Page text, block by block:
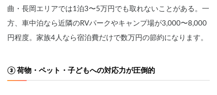
曲・長岡エリアでは1泊3〜5万円でも取れないことがある。一
方、車中泊なら近隣のRVパークやキャンプ場が3,000〜8,000
円程度。家族4人なら宿泊費だけで数万円の節約になります。
③ 荷物・ペット・子どもへの対応力が圧倒的